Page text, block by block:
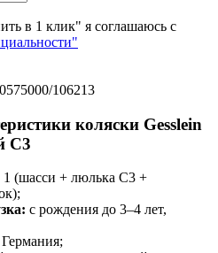
в 1 клик" я соглашаюсь с
106213
коляски Gesslein
C3
1 (шасси + люлька C3 +
с рождения до 3–4 лет,
Германия;